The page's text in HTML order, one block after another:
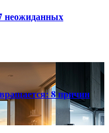
неожиданных
8 причин